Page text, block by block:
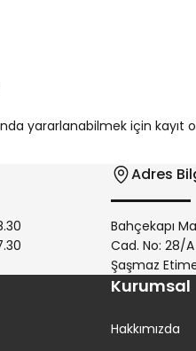
yararlanabilmek için kayıt
Adres
Bahçekapı
Cad. No: 28/A
Şaşmaz
Kurumsal
Hakkımızda